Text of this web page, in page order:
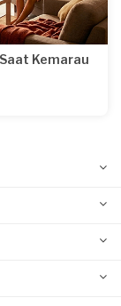
Kemarau